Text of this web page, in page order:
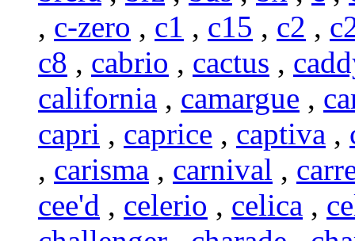
, c-zero , c1 , c15 , c2 ,
c8 , cabrio , cactus ,
california , camargue ,
capri , caprice , captiva ,
, carisma , carnival ,
cee'd , celerio , celica ,